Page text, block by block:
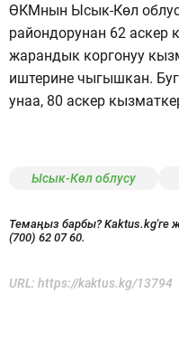
ӨКМнын Ысык-Көл
райондорунан 62 аскер
жарандык коргонуу
иштерине чыгышкан.
унаа, 80 аскер
Ысык-Көл облусу
Темаңыз барбы? Kaktus.kg'ге
(700) 62 07 60.
URL: https://kaktus.kg/13794